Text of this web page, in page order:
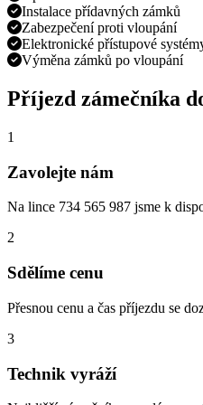
Instalace přídavných zámků
Zabezpečení proti vloupání
Elektronické přístupové
Výměna zámků po vloupání
Příjezd zámečníka
1
Zavolejte nám
Na lince 734 565 987 jsme k
2
Sdělíme cenu
Přesnou cenu a čas příjezdu se
3
Technik vyráží